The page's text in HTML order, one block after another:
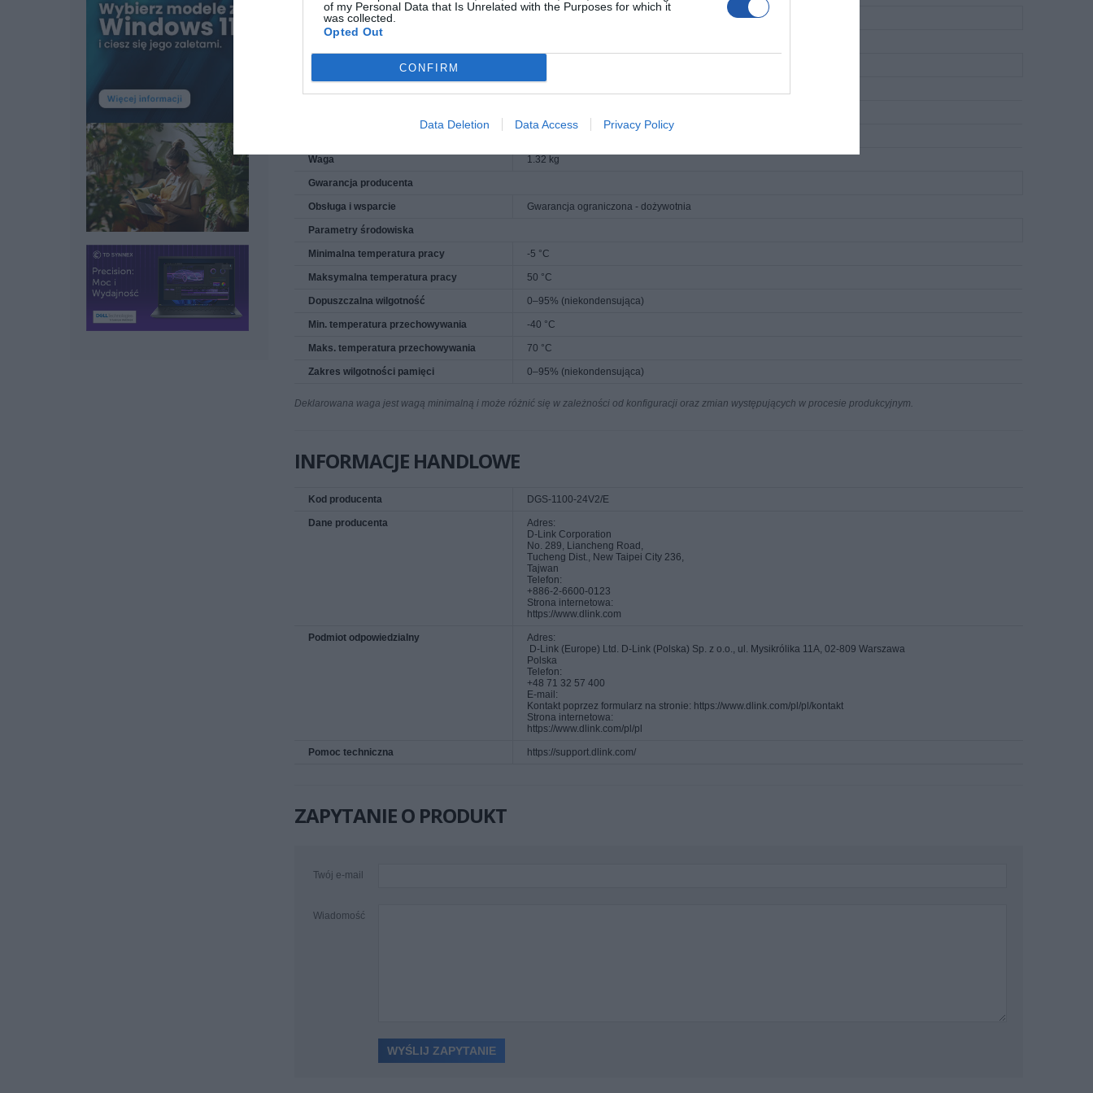
of my Personal Data that Is Unrelated with the Purposes for which it
was collected.
Opted Out
CONFIRM
Data Deletion Data Access Privacy Policy
Oprogramowanie / Wymagania systemowe
Dołączone oprogramowanie
Waga 1.32 kg
Gwarancja producenta
Obsługa i wsparcie Gwarancja ograniczona - dożywotnia
Parametry środowiska
Minimalna temperatura pracy -5 °C
Maksymalna temperatura pracy 50 °C
Dopuszczalna wilgotność 0–95% (niekondensująca)
Min. temperatura przechowywania -40 °C
Maks. temperatura przechowywania 70 °C
Zakres wilgotności pamięci 0–95% (niekondensująca)
Deklarowana waga jest wagą minimalną i może różnić się w zależności od konfiguracji oraz zmian występujących w procesie produkcyjnym.
INFORMACJE HANDLOWE
Kod producenta DGS-1100-24V2/E
Dane producenta
Adres:
D-Link Corporation
No. 289, Liancheng Road,
Tucheng Dist., New Taipei City 236,
Tajwan
Telefon:
+886-2-6600-0123
Strona internetowa:
https://www.dlink.com
Podmiot odpowiedzialny
Adres:
D‑Link (Europe) Ltd. D-Link (Polska) Sp. z o.o., ul. Mysikrólika 11A, 02-809 Warszawa
Polska
Telefon:
+48 71 32 57 400
E-mail:
Kontakt poprzez formularz na stronie: https://www.dlink.com/pl/pl/kontakt
Strona internetowa:
https://www.dlink.com/pl/pl
Pomoc techniczna https://support.dlink.com/
ZAPYTANIE O PRODUKT
Twój e-mail
Wiadomość